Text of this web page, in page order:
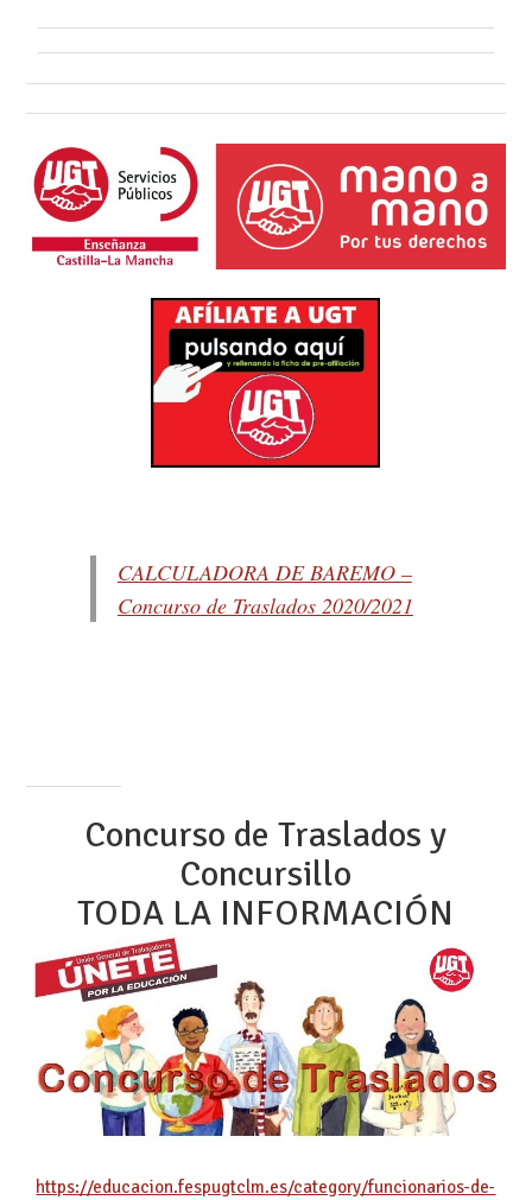
CALCULADORA DE BAREMO –
Concurso de Traslados 2020/2021
Concurso de Traslados y
Concursillo
TODA LA INFORMACIÓN
https://educacion.fespugtclm.es/category/funcionarios-de-